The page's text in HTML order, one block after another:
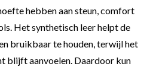
hebben aan steun, comfort
Het synthetisch leer helpt de
bruikbaar te houden, terwijl het
blijft aanvoelen. Daardoor kun